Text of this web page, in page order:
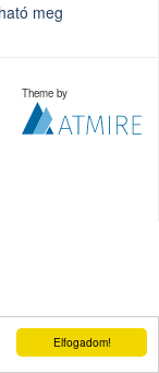
Elfogadom!
meg
Theme by